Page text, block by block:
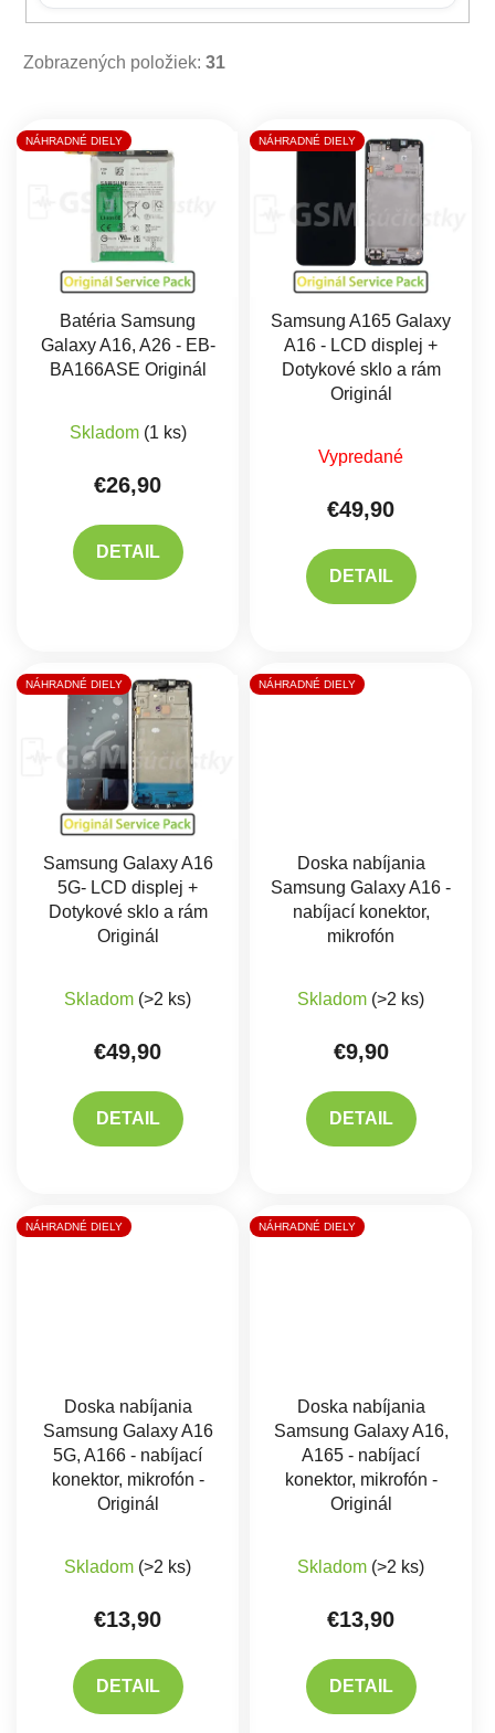
Zobrazených položiek: 31
Výpis produktov
NÁHRADNÉ DIELY
Batéria Samsung
Galaxy A16, A26 - EB-
BA166ASE Originál
Skladom (1 ks)
€26,90
DETAIL
NÁHRADNÉ DIELY
Samsung A165 Galaxy
A16 - LCD displej +
Dotykové sklo a rám
Originál
Vypredané
€49,90
DETAIL
NÁHRADNÉ DIELY
Samsung Galaxy A16
5G- LCD displej +
Dotykové sklo a rám
Originál
Skladom (>2 ks)
€49,90
DETAIL
NÁHRADNÉ DIELY
Doska nabíjania
Samsung Galaxy A16 -
nabíjací konektor,
mikrofón
Skladom (>2 ks)
€9,90
DETAIL
NÁHRADNÉ DIELY
Doska nabíjania
Samsung Galaxy A16
5G, A166 - nabíjací
konektor, mikrofón -
Originál
Skladom (>2 ks)
€13,90
DETAIL
NÁHRADNÉ DIELY
Doska nabíjania
Samsung Galaxy A16,
A165 - nabíjací
konektor, mikrofón -
Originál
Skladom (>2 ks)
€13,90
DETAIL